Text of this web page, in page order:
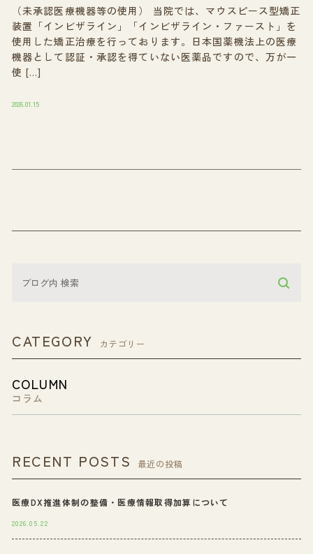
（未承認医療機器等の使用） 当院では、マウスピース型矯正
装置「インビザライン」「インビザライン・ファースト」を
使用した矯正治療を行っております。日本国薬機法上の医療
機器として認証・承認を得ていない医薬品ですので、万が一
使 […]
2026.01.15
CATEGORY カテゴリー
COLUMN
コラム
RECENT POSTS 最近の投稿
医療DX推進体制の整備・医療情報取得加算について
2026.05.22